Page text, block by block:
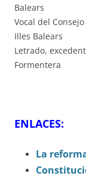
Balears
Vocal del
Illes Balears
Letrado,
Formentera
ENLACES:
La